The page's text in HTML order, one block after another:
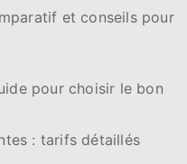
et conseils pour
pour choisir le bon
: tarifs détaillés